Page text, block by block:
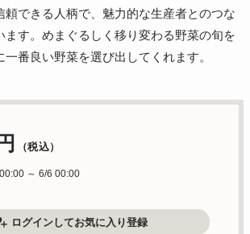
頼できる人柄で、魅力的な生産者とのつな
ます。めまぐるしく移り変わる野菜の旬を
番良い野菜を選び出してくれます。
（税込）
～ 6/6 00:00
ログインしてお気に入り登録